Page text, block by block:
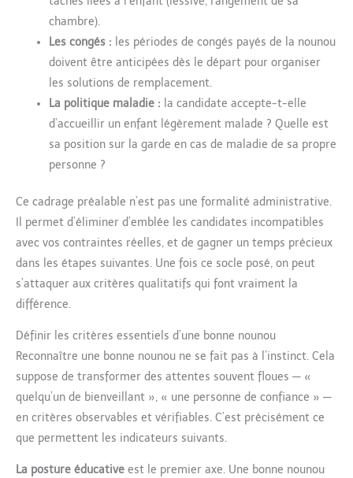
chambre).
Les congés : les périodes de congés payés de la nounou
doivent être anticipées dès le départ pour organiser
les solutions de remplacement.
La politique maladie : la candidate accepte-t-elle
d’accueillir un enfant légèrement malade ? Quelle est
sa position sur la garde en cas de maladie de sa propre
personne ?
Ce cadrage préalable n’est pas une formalité administrative.
Il permet d’éliminer d’emblée les candidates incompatibles
avec vos contraintes réelles, et de gagner un temps précieux
dans les étapes suivantes. Une fois ce socle posé, on peut
s’attaquer aux critères qualitatifs qui font vraiment la
différence.
Définir les critères essentiels d’une bonne nounou
Reconnaître une bonne nounou ne se fait pas à l’instinct. Cela
suppose de transformer des attentes souvent floues — «
quelqu’un de bienveillant », « une personne de confiance » —
en critères observables et vérifiables. C’est précisément ce
que permettent les indicateurs suivants.
La posture éducative est le premier axe. Une bonne nounou